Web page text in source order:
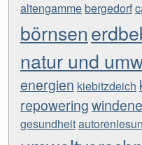
altengammebergedorf
börnsen
natur und
energien kiebitzdeich
repowering
gesundheit